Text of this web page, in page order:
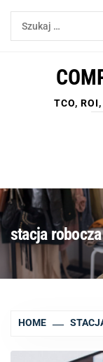
Skip
Szukaj:
TCO,
stacja
HOME